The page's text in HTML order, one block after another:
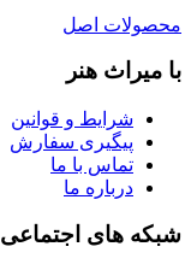
محصولات اصل
با میراث هنر
شرایط و قوانین
پیگیری سفارش
تماس با ما
درباره ما
شبکه های اجتماعی